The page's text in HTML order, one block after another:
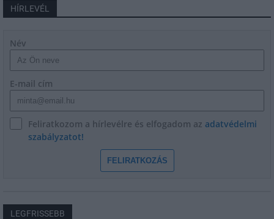
HÍRLEVÉL
Név
E-mail cím
Feliratkozom a hírlevélre és elfogadom az adatvédelmi
szabályzatot!
FELIRATKOZÁS
LEGFRISSEBB